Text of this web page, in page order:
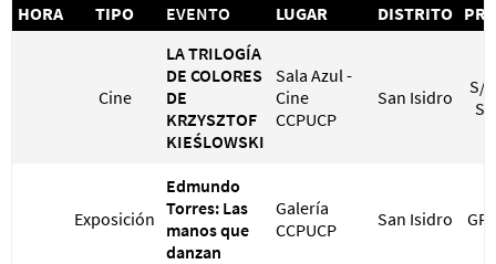
HORA TIPO EVENTO LUGAR DISTRITO
Cine
LA TRILOGÍA
DE COLORES
DE
KRZYSZTOF
KIEŚLOWSKI
Sala Azul -
Cine
CCPUCP
San Isidro
S/
S/
Exposición
Edmundo
Torres: Las
manos que
danzan
Galería
CCPUCP
San Isidro